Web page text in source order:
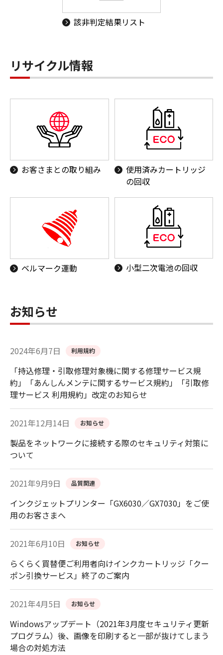
該非判定結果リスト
リサイクル情報
お客さまとの取り組み
使用済みカートリッジ
の回収
ベルマーク運動 小型二次電池の回収
お知らせ
2024年6月7日 利用規約
「持込修理・引取修理対象機に関する修理サービス規
約」「あんしんメンテに関するサービス規約」「引取修
理サービス 利用規約」改定のお知らせ
2021年12月14日 お知らせ
製品をネットワークに接続する際のセキュリティ対策に
ついて
2021年9月9日 品質関連
インクジェットプリンター「GX6030／GX7030」をご使
用のお客さまへ
2021年6月10日 お知らせ
らくらく買替便ご利用者向けインクカートリッジ「クー
ポン引換サービス」終了のご案内
2021年4月5日 お知らせ
Windowsアップデート（2021年3月度セキュリティ更新
プログラム）後、画像を印刷すると一部が抜けてしまう
場合の対処方法